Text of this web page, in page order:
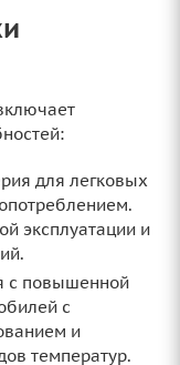
для легковых
эксплуатации и
с повышенной
с
и
температур.